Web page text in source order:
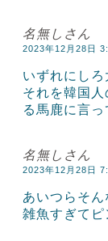
名無しさん
2023年12月28日
いずれにし
それを韓国
る馬鹿に言
名無しさん
2023年12月28日
あいつらそん
雑魚すぎて